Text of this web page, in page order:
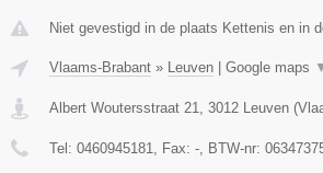
Niet gevestigd in de plaats Kettenis en in
Vlaams-Brabant » Leuven | Google maps
Albert Woutersstraat 21 3012 Leuven (
Tel: 0460945181 , Fax: - , BTW-nr: